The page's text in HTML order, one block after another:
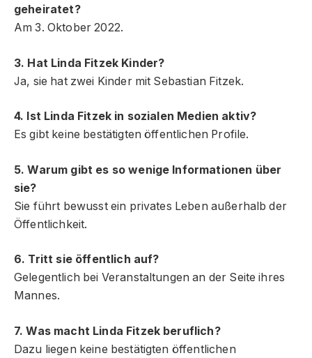
geheiratet?
Am 3. Oktober 2022.
3. Hat Linda Fitzek Kinder?
Ja, sie hat zwei Kinder mit Sebastian Fitzek.
4. Ist Linda Fitzek in sozialen Medien aktiv?
Es gibt keine bestätigten öffentlichen Profile.
5. Warum gibt es so wenige Informationen über
sie?
Sie führt bewusst ein privates Leben außerhalb der
Öffentlichkeit.
6. Tritt sie öffentlich auf?
Gelegentlich bei Veranstaltungen an der Seite ihres
Mannes.
7. Was macht Linda Fitzek beruflich?
Dazu liegen keine bestätigten öffentlichen